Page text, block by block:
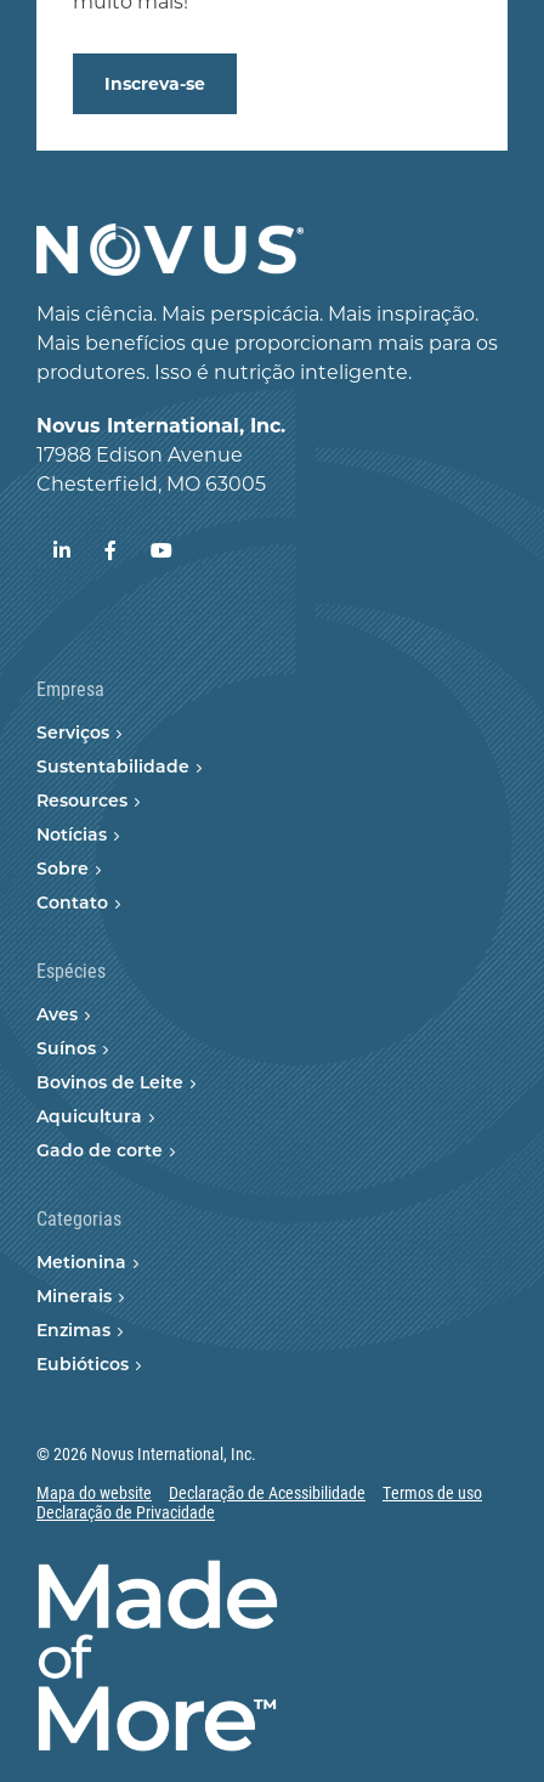
Inscreva-se
Mais ciência. Mais perspicácia. Mais inspiração.
Mais benefícios que proporcionam mais para os
produtores. Isso é nutrição inteligente.
Novus International, Inc.
17988 Edison Avenue
Chesterfield, MO 63005
LinkedInFacebookYouTube
Empresa
Serviços
Sustentabilidade
Resources
Notícias
Sobre
Contato
Espécies
Aves
Suínos
Bovinos de Leite
Aquicultura
Gado de corte
Categorias
Metionina
Minerais
Enzimas
Eubióticos
© 2026 Novus International, Inc.
Mapa do website
Declaração de Acessibilidade
Termos de uso
Declaração de Privacidade